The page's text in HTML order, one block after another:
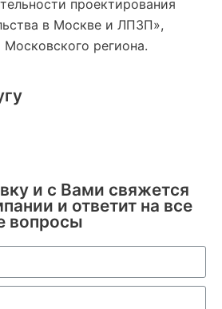
проектирования
в Москве и ЛПЗП»,
региона.
и с Вами свяжется
и ответит на все
вопросы